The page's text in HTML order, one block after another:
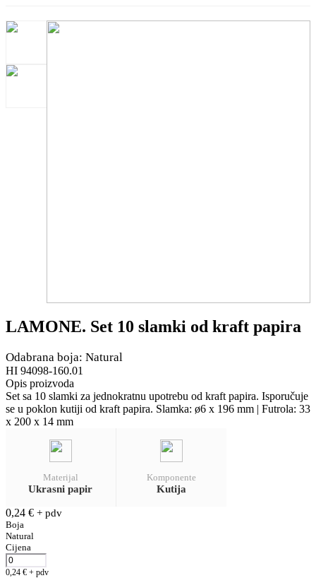
LAMONE. Set 10 slamki od kraft papira
Odabrana boja: Natural
HI 94098-160.01
Opis proizvoda
Set sa 10 slamki za jednokratnu upotrebu od kraft papira. Isporučuje
se u poklon kutiji od kraft papira. Slamka: ø6 x 196 mm | Futrola: 33
x 200 x 14 mm
Materijal
Ukrasni papir
Komponente
Kutija
0,24 € + pdv
Boja
Natural
Cijena
0,24 € + pdv